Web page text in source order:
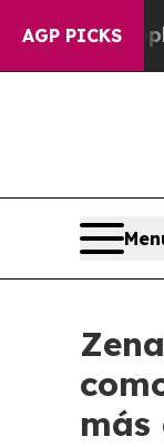
AGP PICKS
Are
más